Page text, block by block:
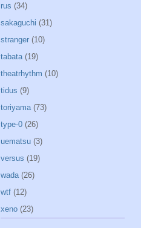
rus (34)
sakaguchi (31)
stranger (10)
tabata (19)
theatrhythm (10)
tidus (9)
toriyama (73)
type-0 (26)
uematsu (3)
versus (19)
wada (26)
wtf (12)
xeno (23)